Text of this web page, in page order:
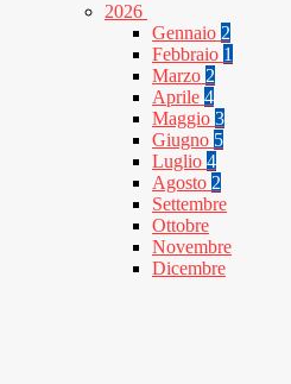
2026
Gennaio 2
Febbraio 1
Marzo 2
Aprile 4
Maggio 3
Giugno 5
Luglio 4
Agosto 2
Settembre
Ottobre
Novembre
Dicembre